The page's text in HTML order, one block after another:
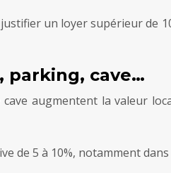
un loyer supérieur de
parking, cave…
augmentent la valeur
de 5 à 10%, notamment